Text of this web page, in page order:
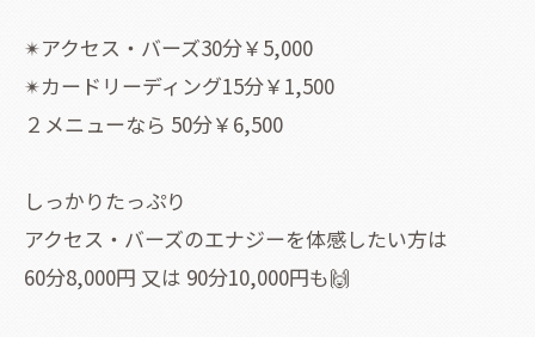
✴アクセス・バーズ30分￥5,000
✴カードリーディング15分￥1,500
２メニューなら 50分￥6,500
しっかりたっぷり
アクセス・バーズのエナジーを体感したい方は
60分8,000円 又は 90分10,000円も🙌